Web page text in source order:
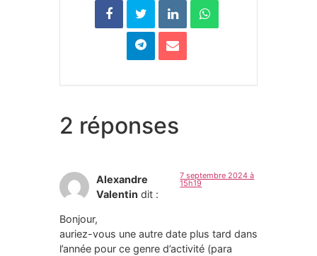
2 réponses
Alexandre
Valentin dit :
7 septembre 2024 à
15h19
Bonjour,
auriez-vous une autre date plus tard dans
l’année pour ce genre d’activité (para